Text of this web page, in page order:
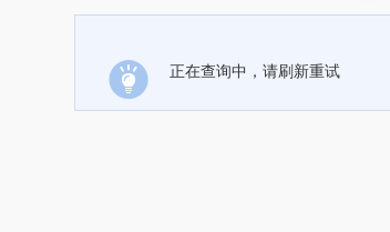
正在查询中，请刷新重试